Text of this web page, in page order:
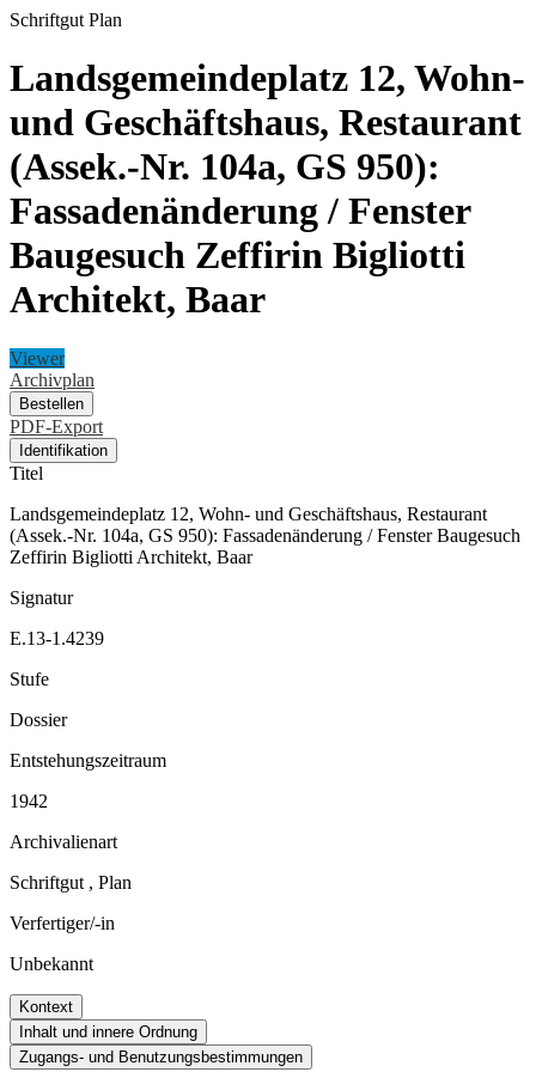
Schriftgut Plan
Landsgemeindeplatz 12, Wohn-
und Geschäftshaus, Restaurant
(Assek.-Nr. 104a, GS 950):
Fassadenänderung / Fenster
Baugesuch Zeffirin Bigliotti
Architekt, Baar
Viewer
Archivplan
Bestellen
PDF-Export
Identifikation
Titel
Landsgemeindeplatz 12, Wohn- und Geschäftshaus, Restaurant
(Assek.-Nr. 104a, GS 950): Fassadenänderung / Fenster Baugesuch
Zeffirin Bigliotti Architekt, Baar
Signatur
E.13-1.4239
Stufe
Dossier
Entstehungszeitraum
1942
Archivalienart
Schriftgut , Plan
Verfertiger/-in
Unbekannt
Kontext
Inhalt und innere Ordnung
Zugangs- und Benutzungsbestimmungen